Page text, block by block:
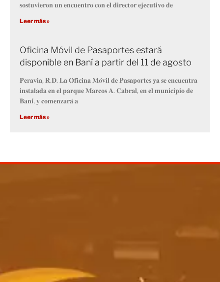
𝐬𝐨𝐬𝐭𝐮𝐯𝐢𝐞𝐫𝐨𝐧 𝐮𝐧 𝐞𝐧𝐜𝐮𝐞𝐧𝐭𝐫𝐨 𝐜𝐨𝐧 𝐞𝐥 𝐝𝐢𝐫𝐞𝐜𝐭𝐨𝐫 𝐞𝐣𝐞𝐜𝐮𝐭𝐢𝐯𝐨 𝐝𝐞
Leer más »
Oficina Móvil de Pasaportes estará
disponible en Baní a partir del 11 de agosto
𝐏𝐞𝐫𝐚𝐯𝐢𝐚, 𝐑.𝐃. 𝐋𝐚 𝐎𝐟𝐢𝐜𝐢𝐧𝐚 𝐌𝐨́𝐯𝐢𝐥 𝐝𝐞 𝐏𝐚𝐬𝐚𝐩𝐨𝐫𝐭𝐞𝐬 𝐲𝐚 𝐬𝐞 𝐞𝐧𝐜𝐮𝐞𝐧𝐭𝐫𝐚
𝐢𝐧𝐬𝐭𝐚𝐥𝐚𝐝𝐚 𝐞𝐧 𝐞𝐥 𝐩𝐚𝐫𝐪𝐮𝐞 𝐌𝐚𝐫𝐜𝐨𝐬 𝐀. 𝐂𝐚𝐛𝐫𝐚𝐥, 𝐞𝐧 𝐞𝐥 𝐦𝐮𝐧𝐢𝐜𝐢𝐩𝐢𝐨 𝐝𝐞
𝐁𝐚𝐧𝐢́, 𝐲 𝐜𝐨𝐦𝐞𝐧𝐳𝐚𝐫𝐚́ 𝐚
Leer más »